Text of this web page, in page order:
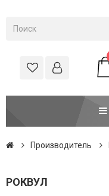
Производитель
РОКВУЛ